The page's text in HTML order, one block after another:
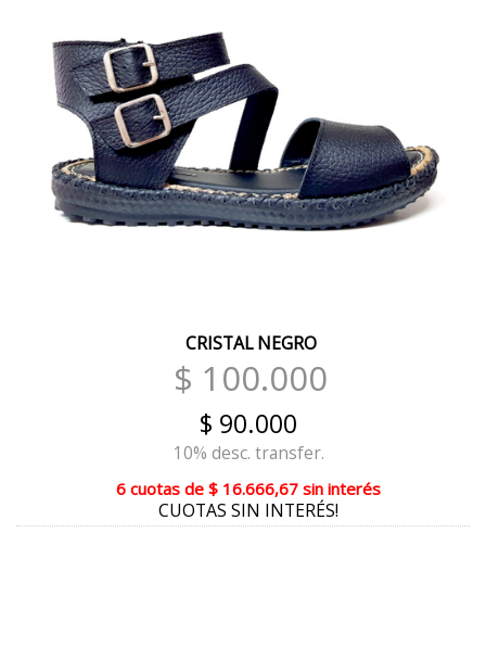
MAIZ REPTIL
CUOIO REPTIL ORO
BLANCO REPTIL
VERDE REPTIL
BEIGE ROSE
CUOIO CLARO
PRINT BEIGE
LAVANDA
PRINT ROJO
CRISTAL NEGRO
$ 100.000
$ 90.000
10% desc. transfer.
6 cuotas de $ 16.666,67 sin interés
CUOTAS SIN INTERÉS!